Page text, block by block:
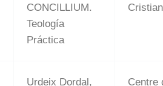
CONCILLIUM.
Teología
Práctica
Urdeix Dordal,
Centre